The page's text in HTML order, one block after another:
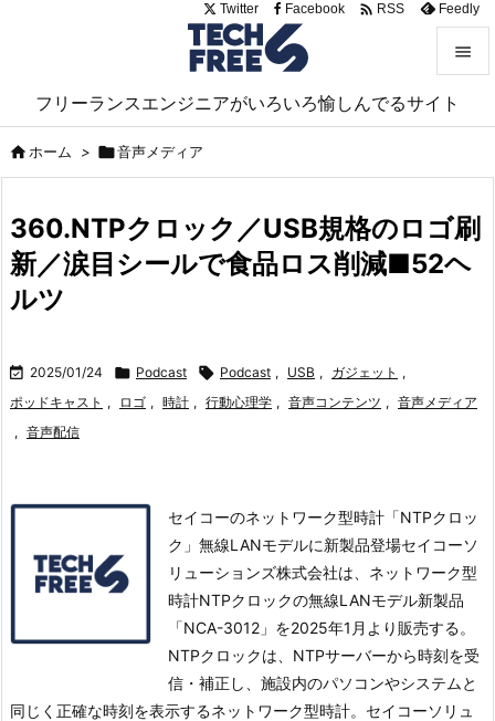
フリーランスエンジニアがいろいろ愉しんでるサイト


サイド

前へ

Twitter Facebook  RSS Feedly
ホーム > 音声メディア
360.NTPクロック／USB規格のロゴ刷
新／涙目シールで食品ロス削減■52ヘ
ルツ
 2025/01/24  Podcast  Podcast , USB , ガジェット ,
ポッドキャスト , ロゴ , 時計 , 行動心理学 , 音声コンテンツ , 音声メディア
, 音声配信
セイコーのネットワーク型時計「NTPクロッ
ク」無線LANモデルに新製品登場セイコーソ
リューションズ株式会社は、ネットワーク型
時計NTPクロックの無線LANモデル新製品
「NCA-3012」を2025年1月より販売する。
NTPクロックは、NTPサーバーから時刻を受
信・補正し、施設内のパソコンやシステムと
同じく正確な時刻を表示するネットワーク型時計。 セイコーソリュ